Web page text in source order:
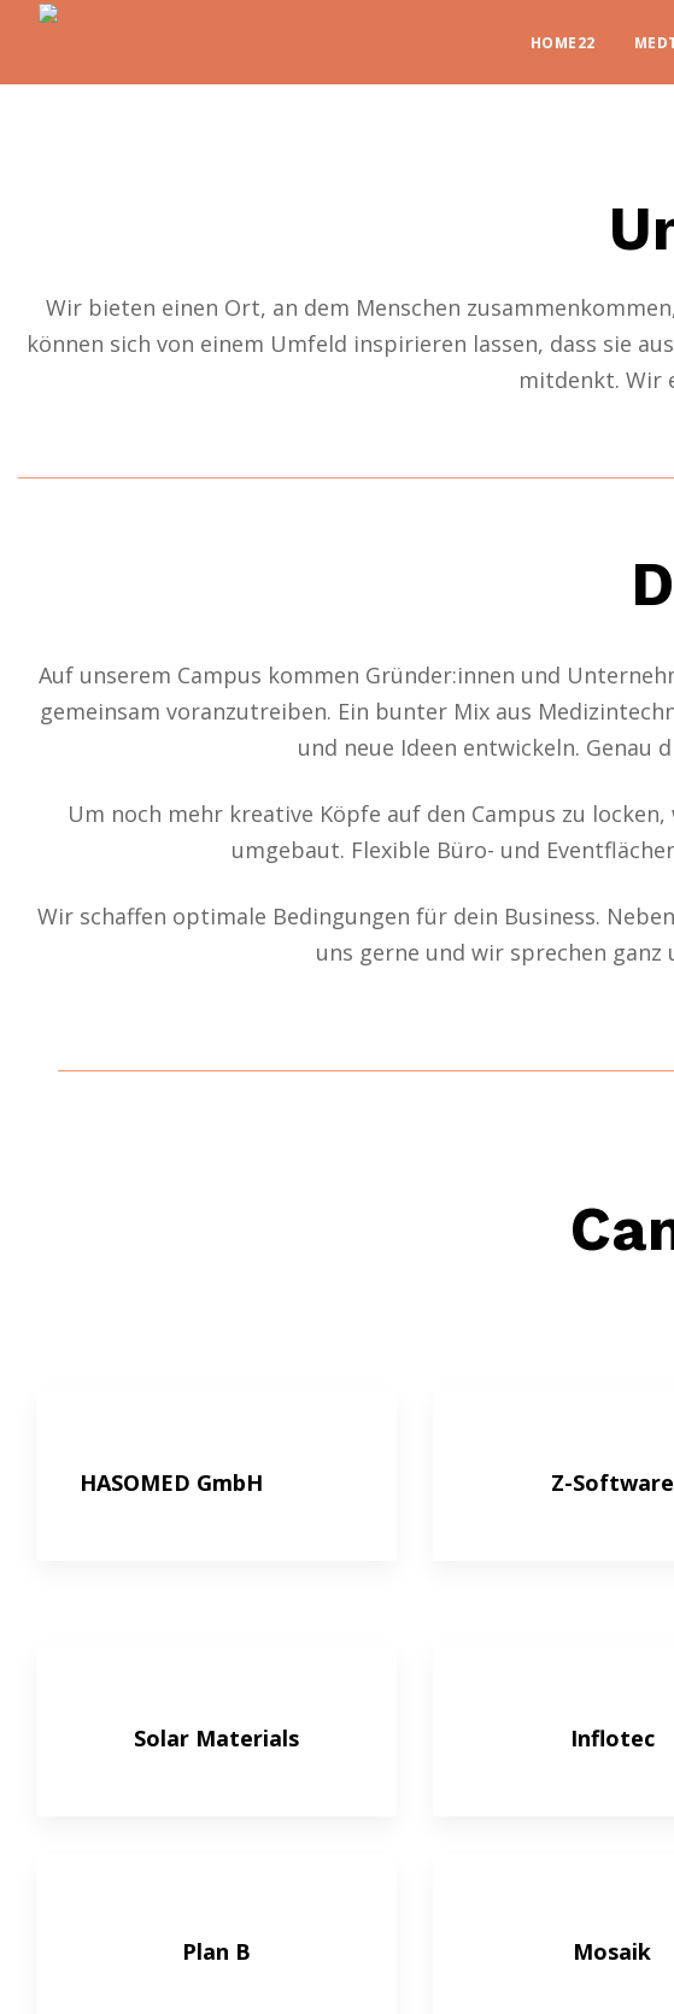
HOME22
Wir bieten einen Ort, an dem Menschen
können sich von einem Umfeld inspirieren lassen, dass sie
mitdenkt. Wir
Auf unserem Campus kommen Gründer:innen und
gemeinsam voranzutreiben. Ein bunter Mix aus
und neue Ideen entwickeln. Genau
Um noch mehr kreative Köpfe auf den Campus zu
umgebaut. Flexible Büro- und
Wir schaffen optimale Bedingungen für dein Business.
uns gerne und wir sprechen
HASOMED GmbH Z-Software
Solar Materials Inflotec
Plan B Mosaik